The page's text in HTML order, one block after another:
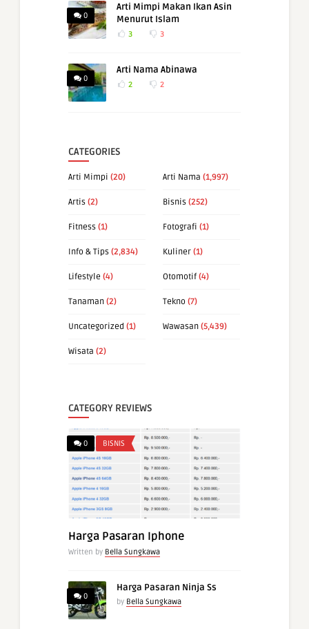
0
Arti Mimpi Makan Ikan Asin
Menurut Islam
3 3
0
Arti Nama Abinawa
2 2
CATEGORIES
Arti Mimpi (20) Arti Nama (1,997)
Artis (2) Bisnis (252)
Fitness (1) Fotografi (1)
Info & Tips (2,834) Kuliner (1)
Lifestyle (4) Otomotif (4)
Tanaman (2) Tekno (7)
Uncategorized (1) Wawasan (5,439)
Wisata (2)
CATEGORY REVIEWS
0 BISNIS
Harga Pasaran Iphone
Written by Bella Sungkawa
0
Harga Pasaran Ninja Ss
by Bella Sungkawa